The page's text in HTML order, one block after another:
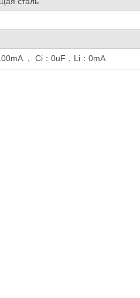
， Ci：0uF，Li：0mA